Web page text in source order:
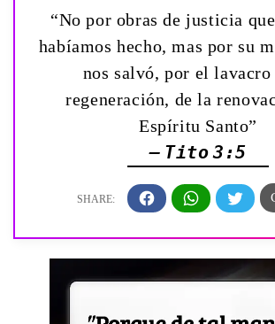
“No por obras de justicia
habíamos hecho, mas por su
nos salvó, por el lavacro
regeneración, de la
Espíritu Santo”
— Tito 3:5